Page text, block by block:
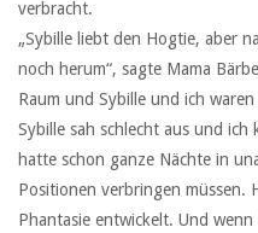
verbracht.
„Sybille liebt den Hogtie, aber
noch herum“, sagte Mama
Raum und Sybille und ich waren
Sybille sah schlecht aus und
hatte schon ganze Nächte in
Positionen verbringen müssen.
Phantasie entwickelt. Und